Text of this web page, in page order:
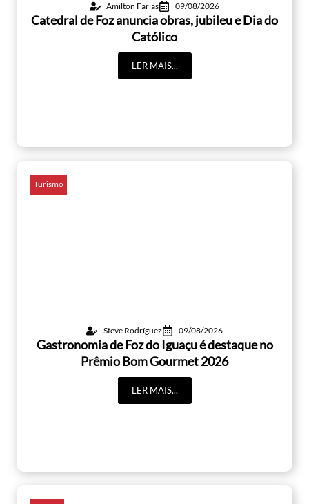
Amilton Farias 09/08/2026
Catedral de Foz anuncia obras, jubileu e Dia do
Católico
LER MAIS...
Turismo
Steve Rodríguez 09/08/2026
Gastronomia de Foz do Iguaçu é destaque no
Prêmio Bom Gourmet 2026
LER MAIS...